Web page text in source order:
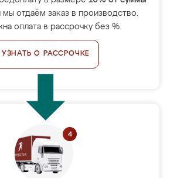
мы отдаём заказ в производство.
оплата в рассрочку без %.
УЗНАТЬ О РАССРОЧКЕ